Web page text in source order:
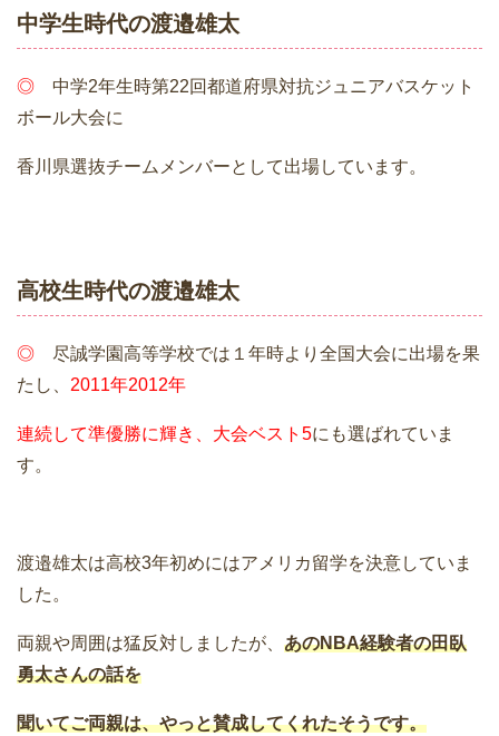
中学生時代の渡邉雄太
◎
中学2年生時第22回都道府県対抗ジュニアバスケット
ボール大会に
香川県選抜チームメンバーとして出場しています。
高校生時代の渡邉雄太
◎ 尽誠学園高等学校では１年時より全国大会に出場を果
たし、 2011年2012年
連続して準優勝に輝き、 大会ベスト5にも選ばれていま
す。
渡邉雄太は高校3年初めにはアメリカ留学を決意していま
した。
両親や周囲は猛反対しましたが、 あのNBA経験者の田臥
勇太さんの話を
聞いてご両親は、やっと賛成してくれたそうです。